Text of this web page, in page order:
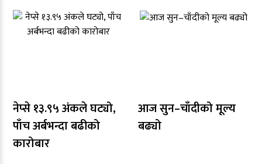
नेप्से १३.९५ अंकले घट्यो,
पाँच अर्बभन्दा बढीको
कारोबार
आज सुन–चाँदीको मूल्य
बढ्यो